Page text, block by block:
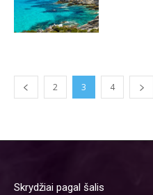
2 3 4
Skrydžiai pagal šalis